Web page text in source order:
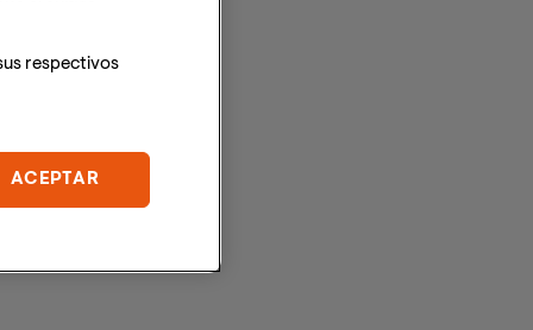
respectivos
ACEPTAR